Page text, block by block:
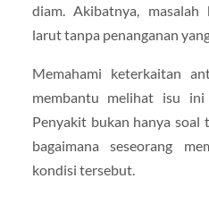
diam. Akibatnya,
larut tanpa penanganan
Memahami keterkaitan
membantu melihat isu ini
Penyakit bukan hanya
bagaimana seseorang
kondisi tersebut.